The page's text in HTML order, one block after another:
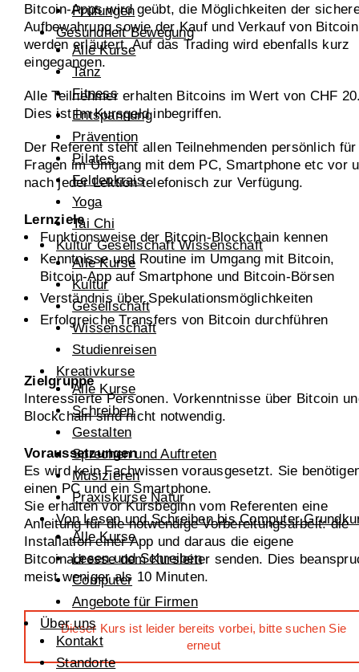
Prüfungen
Gesundheit Bewegung
Alle Kurse
Tanz
Fitness
Entspannung
Prävention
Pilates
Feldenkrais
Yoga
Tai Chi
Kultur Gesellschaft Wissenschaft
Alle Kurse
Kultur
Gesellschaft
Wissenschaft
Studienreisen
Kreativkurse
Alle Kurse
Schreiben
Gestalten
Sprechen und Auftreten
Musizieren
Praxiskurse Natur
Von Lesen und Schreiben bis Computer
Alle Kurse
Lesen und Schreiben
Computer
Angebote für Firmen
Über uns
Kontakt
Standorte
Bitcoin-Apps wird geübt, die Möglichkeiten der
Aufbewahrung sowie der Kauf und Verkauf von Bitcoin
werden erläutert. Auf das Trading wird ebenfalls kurz
eingegangen.
Alle Teilnehmer erhalten Bitcoins im Wert von CHF
Dies ist im Kursgeld inbegriffen.
Der Referent steht allen Teilnehmenden persönlich für
Fragen im Umgang mit dem PC, Smartphone etc vor
nach jeder Lektion telefonisch zur Verfügung.
Lernziele
Funktionsweise der Bitcoin-Blockchain kennen
Kenntnisse und Routine im Umgang mit Bitcoin,
Bitcoin-App auf Smartphone und Bitcoin-Börsen
Verständnis über Spekulationsmöglichkeiten
Erfolgreiche Transfers von Bitcoin durchführen
Zielgruppe
Interessierte Personen. Vorkenntnisse über Bitcoin
Blockchain sind nicht notwendig.
Voraussetzungen
Es wird kein Fachwissen vorausgesetzt. Sie
einen PC und ein Smartphone.
Sie erhalten vor Kursbeginn vom Referenten eine
Anleitung für die notwendige Vorbereitungsarbeit: die
Installation einer App und daraus die eigene
Bitcoinadresse dem Kursleiter senden. Dies
meist weniger als 10 Minuten.
Dieser Kurs ist leider bereits vorbei, bitte suchen Sie
erneut